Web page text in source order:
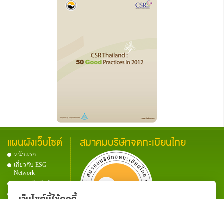
แผนผังเว็บไซต์
หน้าแรก
เกี่ยวกับ ESG
Network
เอกสารเผยแพร่
สมาคมบริษัทจดทะเบียนไทย